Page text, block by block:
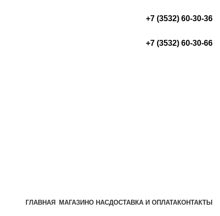
+7 (3532) 60-30-36
+7 (3532) 60-30-66
ГЛАВНАЯ МАГАЗИНО НАСДОСТАВКА И ОПЛАТАКОНТАКТЫ